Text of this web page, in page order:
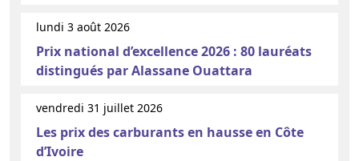
lundi 3 août 2026
Prix national d’excellence 2026 : 80 lauréats
distingués par Alassane Ouattara
vendredi 31 juillet 2026
Les prix des carburants en hausse en Côte
d’Ivoire